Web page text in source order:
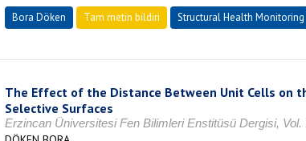
Bora Döken Tam metin bildiri Structural Health Monitoring
The Effect of the Distance Between Unit Cells on
Selective Surfaces
Erzincan Üniversitesi Fen Bilimleri Enstitüsü Dergisi,